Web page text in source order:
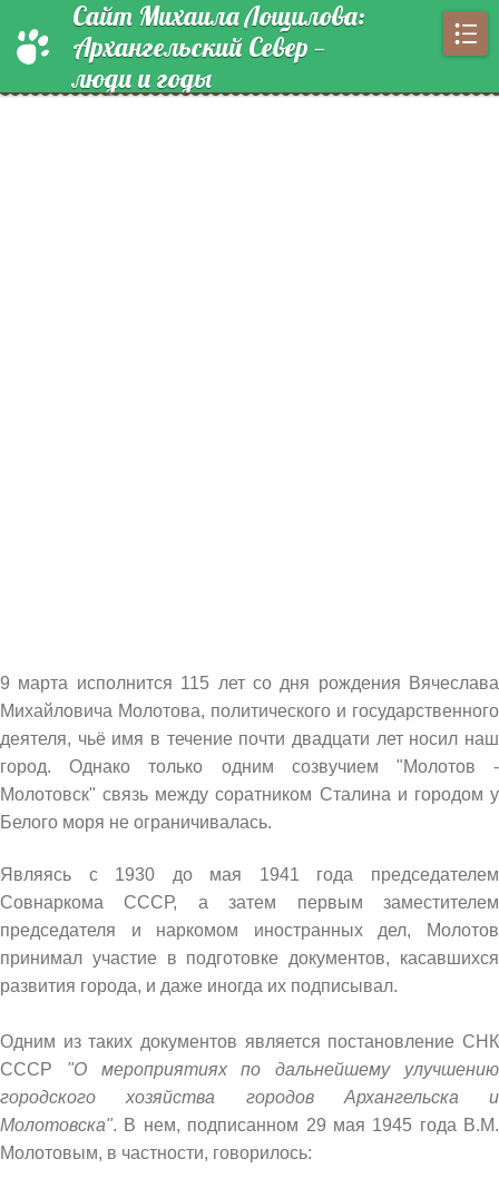
Сайт Михаила Лощилова:
Архангельский Север —
люди и годы
9 марта исполнится 115 лет со дня рождения Вячеслава
Михайловича Молотова, политического и государственного
деятеля, чьё имя в течение почти двадцати лет носил наш
город. Однако только одним созвучием "Молотов -
Молотовск" связь между соратником Сталина и городом у
Белого моря не ограничивалась.
Являясь с 1930 до мая 1941 года председателем
Совнаркома СССР, а затем первым заместителем
председателя и наркомом иностранных дел, Молотов
принимал участие в подготовке документов, касавшихся
развития города, и даже иногда их подписывал.
Одним из таких документов является постановление СНК
СССР "О мероприятиях по дальнейшему улучшению
городского хозяйства городов Архангельска и
Молотовска". В нем, подписанном 29 мая 1945 года В.М.
Молотовым, в частности, говорилось: